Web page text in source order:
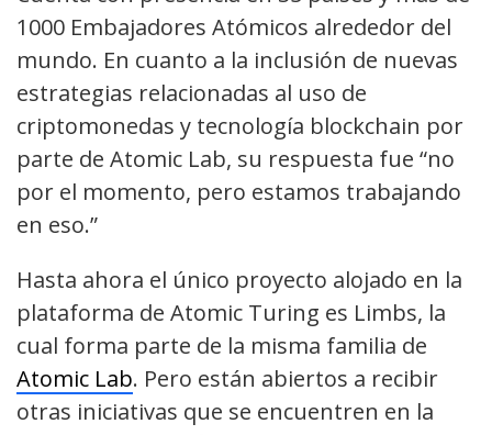
1000 Embajadores Atómicos alrededor del
mundo. En cuanto a la inclusión de nuevas
estrategias relacionadas al uso de
criptomonedas y tecnología blockchain por
parte de Atomic Lab, su respuesta fue “no
por el momento, pero estamos trabajando
en eso.”
Hasta ahora el único proyecto alojado en la
plataforma de Atomic Turing es Limbs, la
cual forma parte de la misma familia de
Atomic Lab. Pero están abiertos a recibir
otras iniciativas que se encuentren en la